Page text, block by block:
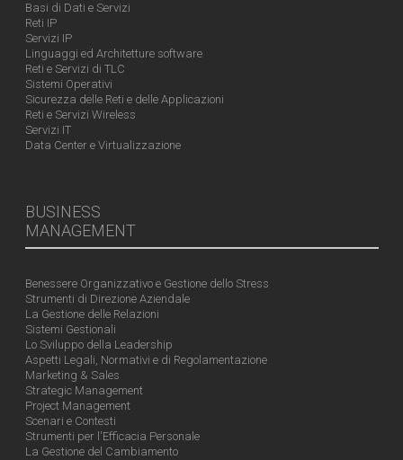
Basi di Dati e Servizi
Reti IP
Servizi IP
Linguaggi ed Architetture software
Reti e Servizi di TLC
Sistemi Operativi
Sicurezza delle Reti e delle Applicazioni
Reti e Servizi Wireless
Servizi IT
Data Center e Virtualizzazione
BUSINESS
MANAGEMENT
Benessere Organizzativo e Gestione dello Stress
Strumenti di Direzione Aziendale
La Gestione delle Relazioni
Sistemi Gestionali
Lo Sviluppo della Leadership
Aspetti Legali, Normativi e di Regolamentazione
Marketing & Sales
Strategic Management
Project Management
Scenari e Contesti
Strumenti per l'Efficacia Personale
La Gestione del Cambiamento